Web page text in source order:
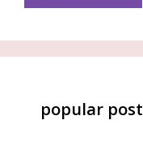
popular post